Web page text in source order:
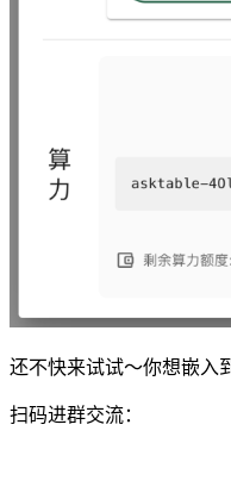
还不快来试试～你想嵌入
扫码进群交流：